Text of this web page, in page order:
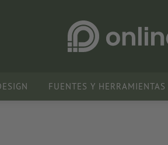
FUENTES Y HERRAMIENTAS